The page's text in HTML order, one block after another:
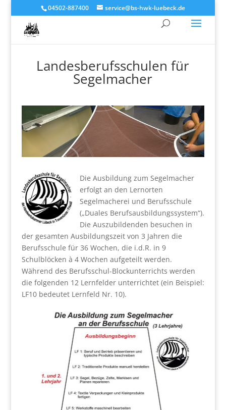
04502-887400 service@bs-hwk-luebeck.de
Landesberufsschulen für
Segelmacher
Die Ausbildung zum Segelmacher
erfolgt an den Lernorten
Segelmacherei und Berufsschule
(„Duales Berufsausbildungssystem“).
Die Auszubildenden besuchen in
der gesamten Ausbildungszeit von 3 Jahren die
Berufsschule für 36 Wochen, die i.d.R. in 9
Schulblöcken à 4 Wochen aufgeteilt werden.
Während des Berufsschul-Blockunterrichts werden
die folgenden 12 Lernfelder unterrichtet (ein Beispiel:
LF10 bedeutet Lernfeld Nr. 10).